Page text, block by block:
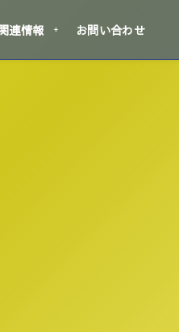
連情報 お問い合わせ